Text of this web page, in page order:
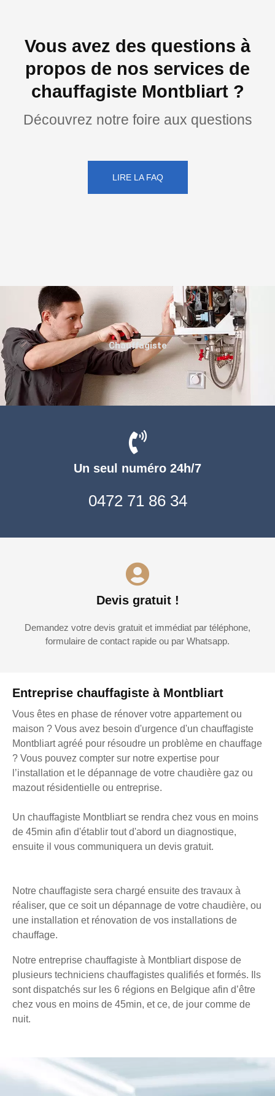
Vous avez des questions à
propos de nos services de
chauffagiste Montbliart ?
Découvrez notre foire aux questions
LIRE LA FAQ
Entreprise chauffagiste à Montbliart
Vous êtes en phase de rénover votre appartement ou
maison ? Vous avez besoin d'urgence d'un chauffagiste
Montbliart agréé pour résoudre un problème en chauffage
? Vous pouvez compter sur notre expertise pour
l’installation et le dépannage de votre chaudière gaz ou
mazout résidentielle ou entreprise.
Un chauffagiste Montbliart se rendra chez vous en moins
de 45min afin d'établir tout d'abord un diagnostique,
ensuite il vous communiquera un devis gratuit.
Notre chauffagiste sera chargé ensuite des travaux à
réaliser, que ce soit un dépannage de votre chaudière, ou
une installation et rénovation de vos installations de
chauffage.
Notre entreprise chauffagiste à Montbliart dispose de
plusieurs techniciens chauffagistes qualifiés et formés. Ils
sont dispatchés sur les 6 régions en Belgique afin d’être
chez vous en moins de 45min, et ce, de jour comme de
nuit.
Un seul numéro 24h/7
0472 71 86 34
Devis gratuit !
Demandez votre devis gratuit et immédiat par téléphone,
formulaire de contact rapide ou par Whatsapp.
Chauffagiste